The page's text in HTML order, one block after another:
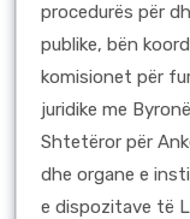
procedurës për
publike, bën
komisionet për
juridike me
Shtetëror për
dhe organe e
e dispozitave të